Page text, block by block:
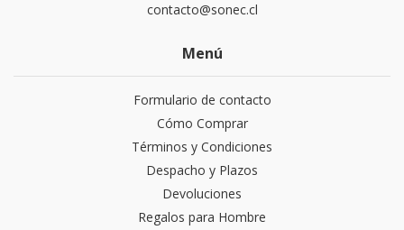
contacto@sonec.cl
Menú
Formulario de contacto
Cómo Comprar
Términos y Condiciones
Despacho y Plazos
Devoluciones
Regalos para Hombre